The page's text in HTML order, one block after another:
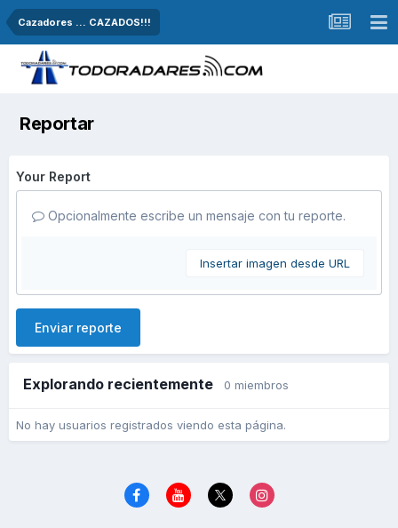
Cazadores ... CAZADOS!!!
Reportar
Your Report
Opcionalmente escribe un mensaje con tu reporte.
Insertar imagen desde URL
Enviar reporte
Explorando recientemente 0 miembros
No hay usuarios registrados viendo esta página.